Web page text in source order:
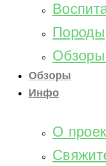
Породы
Обзоры
Инфо
О